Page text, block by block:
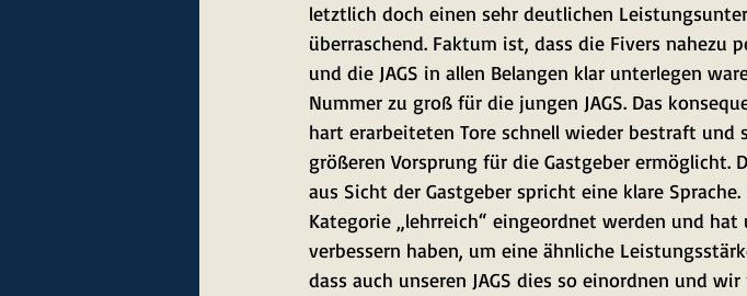
letztlich doch einen sehr deutlichen
überraschend. Faktum ist, dass die Fivers nahezu
und die JAGS in allen Belangen klar unterlegen
Nummer zu groß für die jungen JAGS. Das
hart erarbeiteten Tore schnell wieder bestraft und
größeren Vorsprung für die Gastgeber ermöglicht.
aus Sicht der Gastgeber spricht eine klare
Kategorie „lehrreich“ eingeordnet werden und
verbessern haben, um eine ähnliche
dass auch unseren JAGS dies so einordnen und